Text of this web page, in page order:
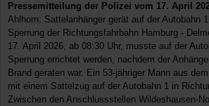
Pressemitteilung der Polizei vom 17. April
Ahlhorn: Sattelanhänger gerät auf der Autobahn
Sperrung der Richtungsfahrbahn Hamburg -
17. April 2026, ab 08:30 Uhr, musste auf der
Sperrung errichtet werden, nachdem der
Brand geraten war. Ein 53-jähriger Mann aus
mit einem Sattelzug auf der Autobahn 1 in
Zwischen den Anschlussstellen Wildeshausen-